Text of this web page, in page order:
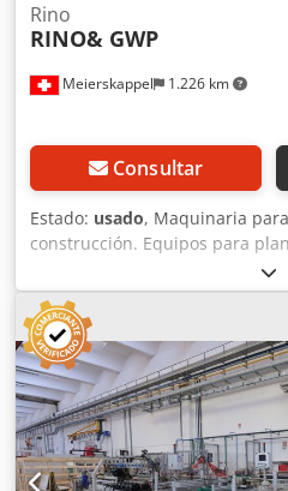
Meierskappel 1.226 km
Rino
RINO& GWP
Consultar
Estado: usado, Maquinaria
construcción. Equipos para
piedra artificial y hormigón,
vibradoras para materiales de
para la fabricación de bloques
y bordillos, máquinas y líneas
prensas compactadoras para
máquinas para la fabricación
entrelazados, ciclos completos
moldes para losas de acera: -
60x40x4 - 40x20x4 Dedpfx Ajw